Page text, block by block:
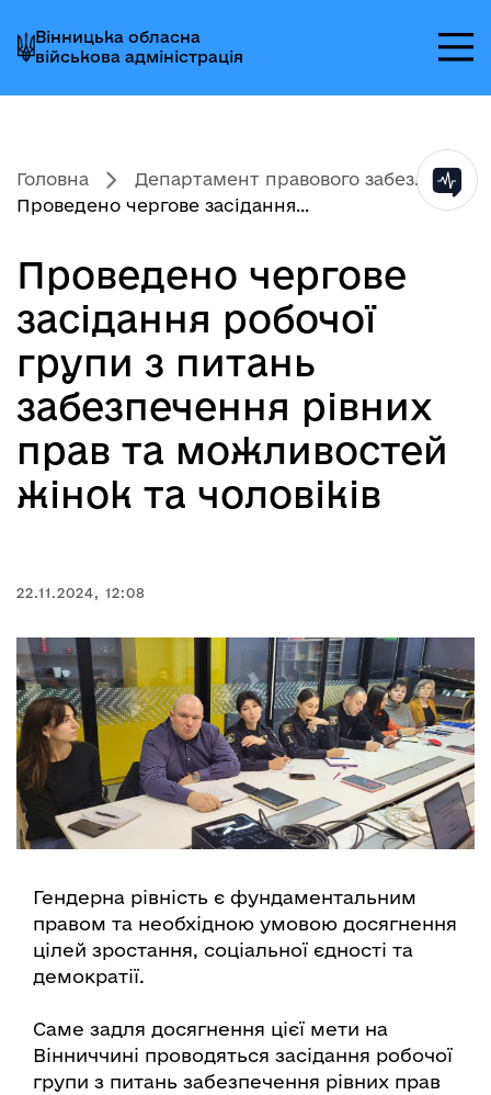
до
головного
меню
до
головного
вмісту
до
головного
колонтитула
Вінницька обласна
військова адміністрація
Головна
Департамент правового забез...
Проведено чергове засідання...
Проведено чергове
засідання робочої
групи з питань
забезпечення рівних
прав та можливостей
жінок та чоловіків
22.11.2024, 12:08
Гендерна рівність є фундаментальним
правом та необхідною умовою досягнення
цілей зростання, соціальної єдності та
демократії.
Саме задля досягнення цієї мети на
Вінниччині проводяться засідання робочої
групи з питань забезпечення рівних прав